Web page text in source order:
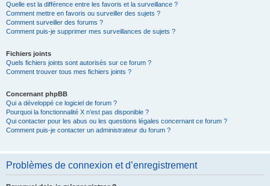
Quelle est la différence entre les favoris et la surveillance ?
Comment mettre en favoris ou surveiller des sujets ?
Comment surveiller des forums ?
Comment puis-je supprimer mes surveillances de sujets ?
Fichiers joints
Quels fichiers joints sont autorisés sur ce forum ?
Comment trouver tous mes fichiers joints ?
Concernant phpBB
Qui a développé ce logiciel de forum ?
Pourquoi la fonctionnalité X n’est pas disponible ?
Qui contacter pour les abus ou les questions légales concernant ce forum ?
Comment puis-je contacter un administrateur du forum ?
Problèmes de connexion et d’enregistrement